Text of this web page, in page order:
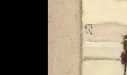
關於M+藏品